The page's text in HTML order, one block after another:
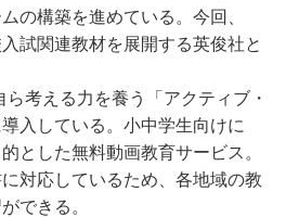
の構築を進めている。今回、
試関連教材を展開する英俊社と
考える力を養う「アクティブ・
入している。小中学生向けに
とした無料動画教育サービス。
対応しているため、各地域の教
できる。